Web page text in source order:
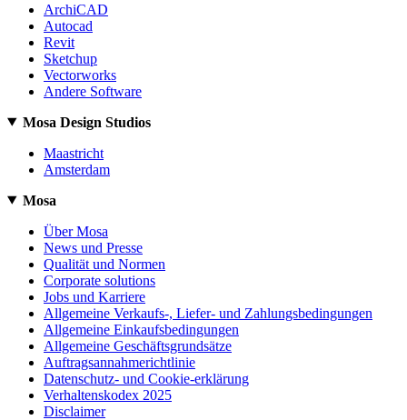
ArchiCAD
Autocad
Revit
Sketchup
Vectorworks
Andere Software
Mosa Design Studios
Maastricht
Amsterdam
Mosa
Über Mosa
News und Presse
Qualität und Normen
Corporate solutions
Jobs und Karriere
Allgemeine Verkaufs-, Liefer- und Zahlungsbedingungen
Allgemeine Einkaufsbedingungen
Allgemeine Geschäftsgrundsätze
Auftragsannahmerichtlinie
Datenschutz- und Cookie-erklärung
Verhaltenskodex 2025
Disclaimer